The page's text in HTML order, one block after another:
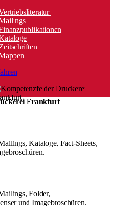
Frankfurt
Kataloge, Fact-Sheets,
Folder,
und Imagebroschüren.